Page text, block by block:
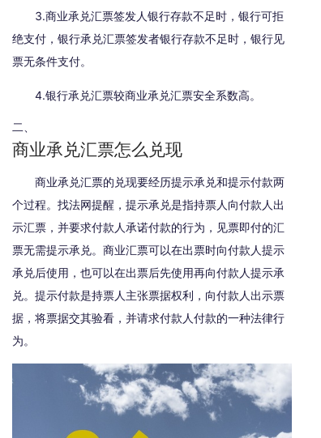
3.商业承兑汇票签发人银行存款不足时，银行可拒
绝支付，银行承兑汇票签发者银行存款不足时，银行见
票无条件支付。
4.银行承兑汇票较商业承兑汇票安全系数高。
二、
商业承兑汇票怎么兑现
商业承兑汇票的兑现要经历提示承兑和提示付款两
个过程。找法网提醒，提示承兑是指持票人向付款人出
示汇票，并要求付款人承诺付款的行为，见票即付的汇
票无需提示承兑。商业汇票可以在出票时向付款人提示
承兑后使用，也可以在出票后先使用再向付款人提示承
兑。提示付款是持票人主张票据权利，向付款人出示票
据，将票据交其验看，并请求付款人付款的一种法律行
为。